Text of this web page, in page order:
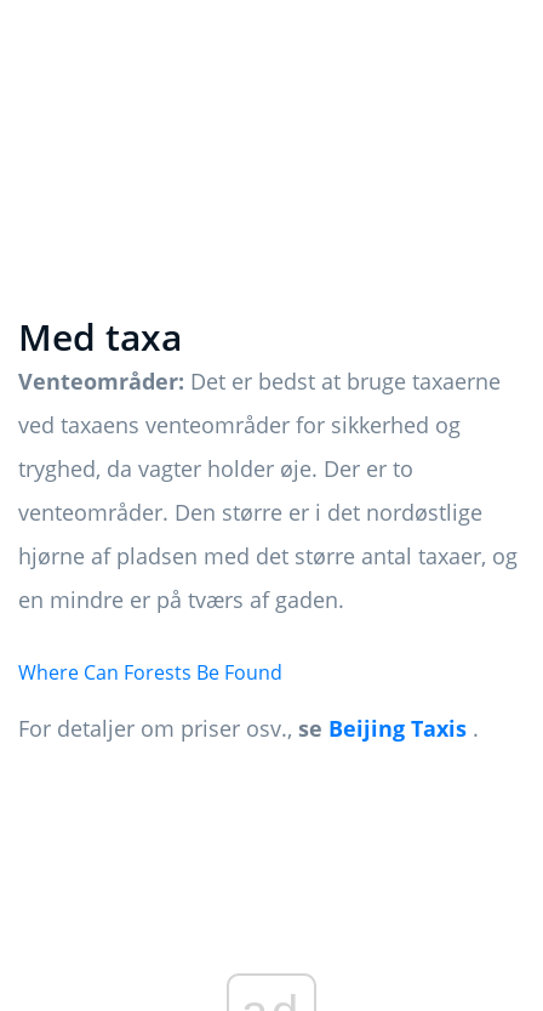
Med taxa
Venteområder: Det er bedst at bruge taxaerne
ved taxaens venteområder for sikkerhed og
tryghed, da vagter holder øje. Der er to
venteområder. Den større er i det nordøstlige
hjørne af pladsen med det større antal taxaer, og
en mindre er på tværs af gaden.
Where Can Forests Be Found
For detaljer om priser osv., se Beijing Taxis .